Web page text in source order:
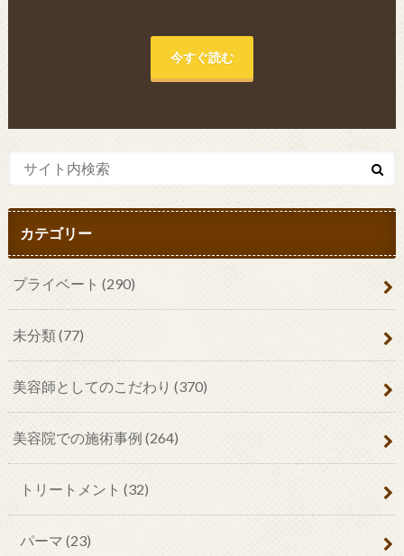
今すぐ読む
カテゴリー
プライベート (290)
未分類(77)
美容師としてのこだわり (370)
美容院での施術事例 (264)
トリートメント (32)
パーマ (23)